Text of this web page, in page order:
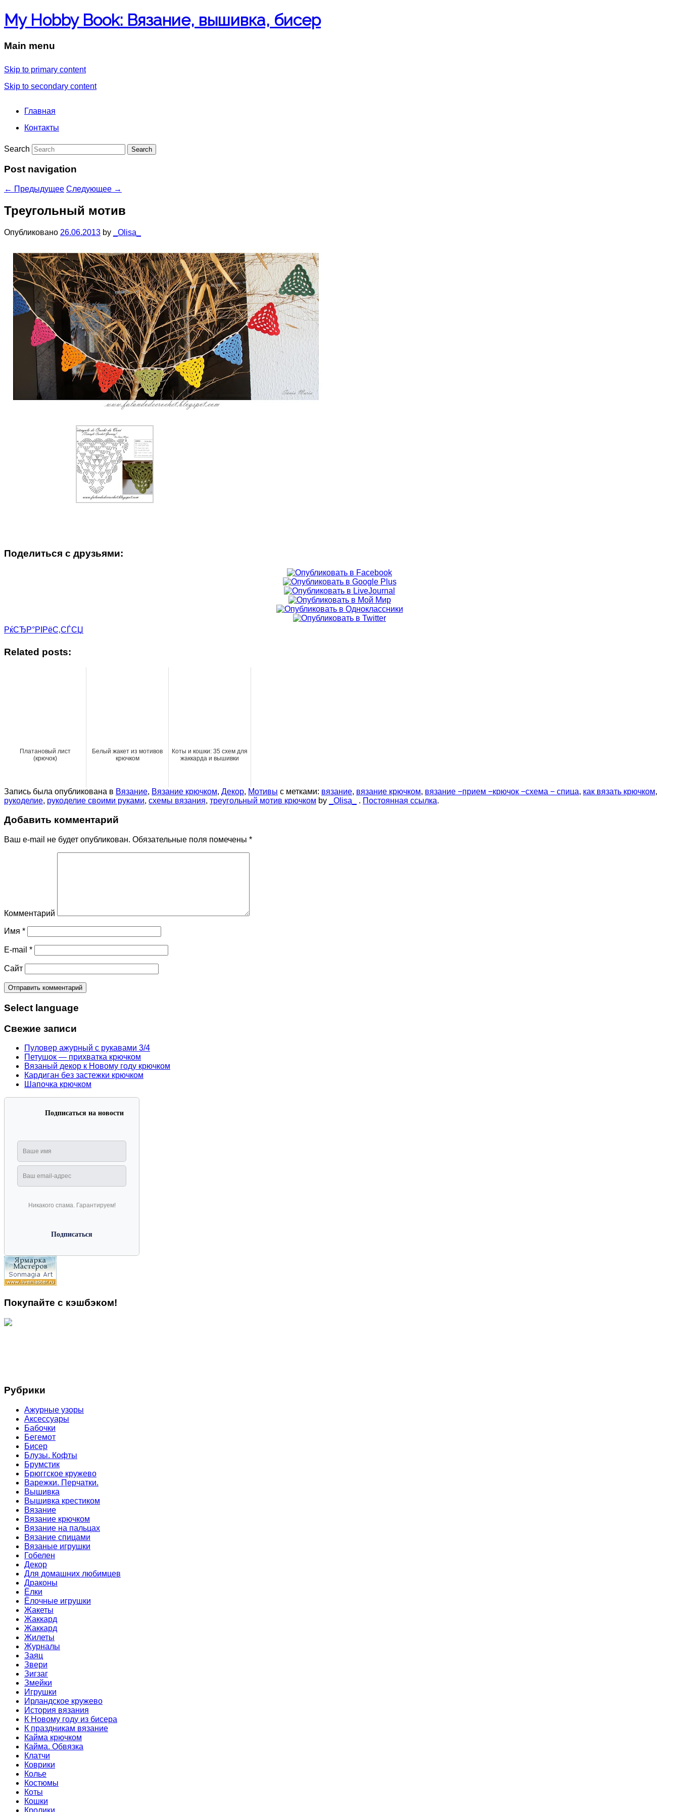
My Hobby Book: Вязание, вышивка, бисер
Main menu
Skip to primary content
Skip to secondary content
Главная
Контакты
Search
Post navigation
← Предыдущее Следующее →
Треугольный мотив
Опубликовано 26.06.2013 by _Olisa_
Поделиться с друзьями:
РќСЂР°РІРёС‚СЃСЏ
Related posts:
Платановый лист
(крючок)
Белый жакет из мотивов
крючком
Коты и кошки: 35 схем для
жаккарда и вышивки
Запись была опубликована в Вязание, Вязание крючком, Декор, Мотивы с метками: вязание, вязание крючком, вязание −прием −крючок −схема − спица, как вязать крючком,
рукоделие, рукоделие своими руками, схемы вязания, треугольный мотив крючком by _Olisa_ . Постоянная ссылка.
Добавить комментарий
Ваш e-mail не будет опубликован. Обязательные поля помечены *
Комментарий
Имя *
E-mail *
Сайт
Select language
Свежие записи
Пуловер ажурный с рукавами 3/4
Петушок — прихватка крючком
Вязаный декор к Новому году крючком
Кардиган без застежки крючком
Шапочка крючком
Подписаться на новости
Никакого спама. Гарантируем!
Покупайте с кэшбэком!
Рубрики
Ажурные узоры
Аксессуары
Бабочки
Бегемот
Бисер
Блузы. Кофты
Брумстик
Брюггское кружево
Варежки. Перчатки.
Вышивка
Вышивка крестиком
Вязание
Вязание крючком
Вязание на пальцах
Вязание спицами
Вязаные игрушки
Гобелен
Декор
Для домашних любимцев
Драконы
Ёлки
Ёлочные игрушки
Жакеты
Жаккард
Жаккард
Жилеты
Журналы
Заяц
Звери
Зигзаг
Змейки
Игрушки
Ирландское кружево
История вязания
К Новому году из бисера
К праздникам вязание
Кайма крючком
Кайма. Обвязка
Клатчи
Коврики
Колье
Костюмы
Коты
Кошки